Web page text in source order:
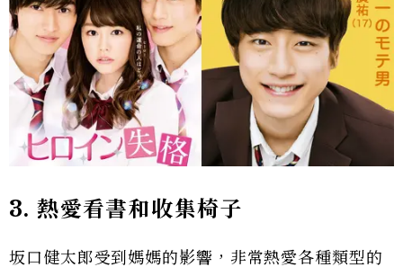
3. 熱愛看書和收集椅子
坂口健太郎受到媽媽的影響，非常熱愛各種類型的